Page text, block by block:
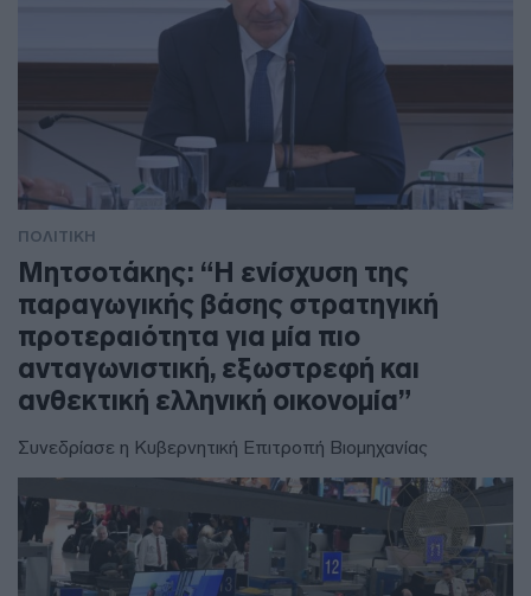
ΠΟΛΙΤΙΚΗ
Μητσοτάκης: “Η ενίσχυση της
παραγωγικής βάσης στρατηγική
προτεραιότητα για μία πιο
ανταγωνιστική, εξωστρεφή και
ανθεκτική ελληνική οικονομία”
Συνεδρίασε η Κυβερνητική Επιτροπή Βιομηχανίας